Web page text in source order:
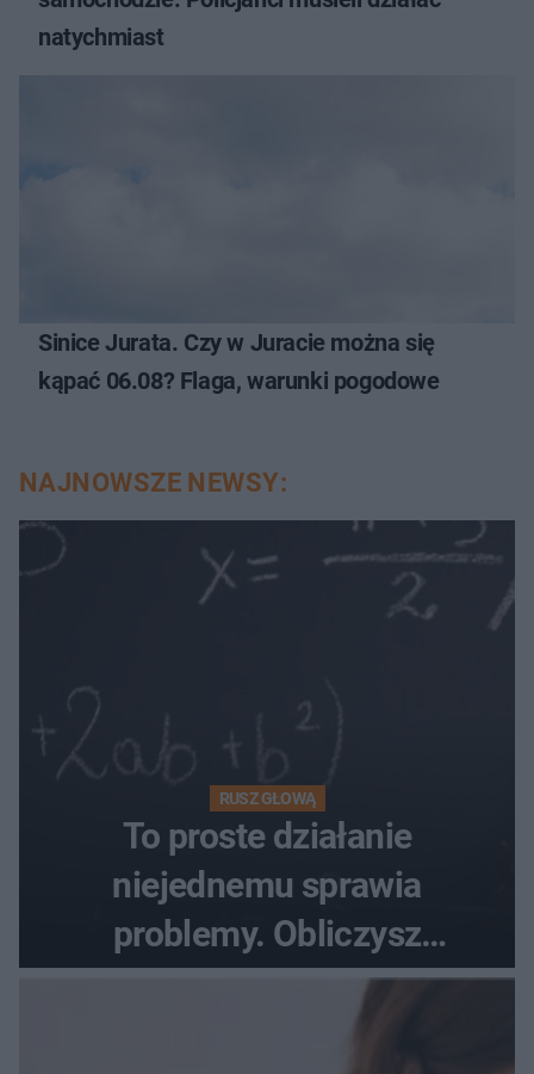
natychmiast
Sinice Jurata. Czy w Juracie można się
kąpać 06.08? Flaga, warunki pogodowe
NAJNOWSZE NEWSY:
RUSZ GŁOWĄ
To proste działanie
niejednemu sprawia
problemy. Obliczysz
poprawnie, ile to jest